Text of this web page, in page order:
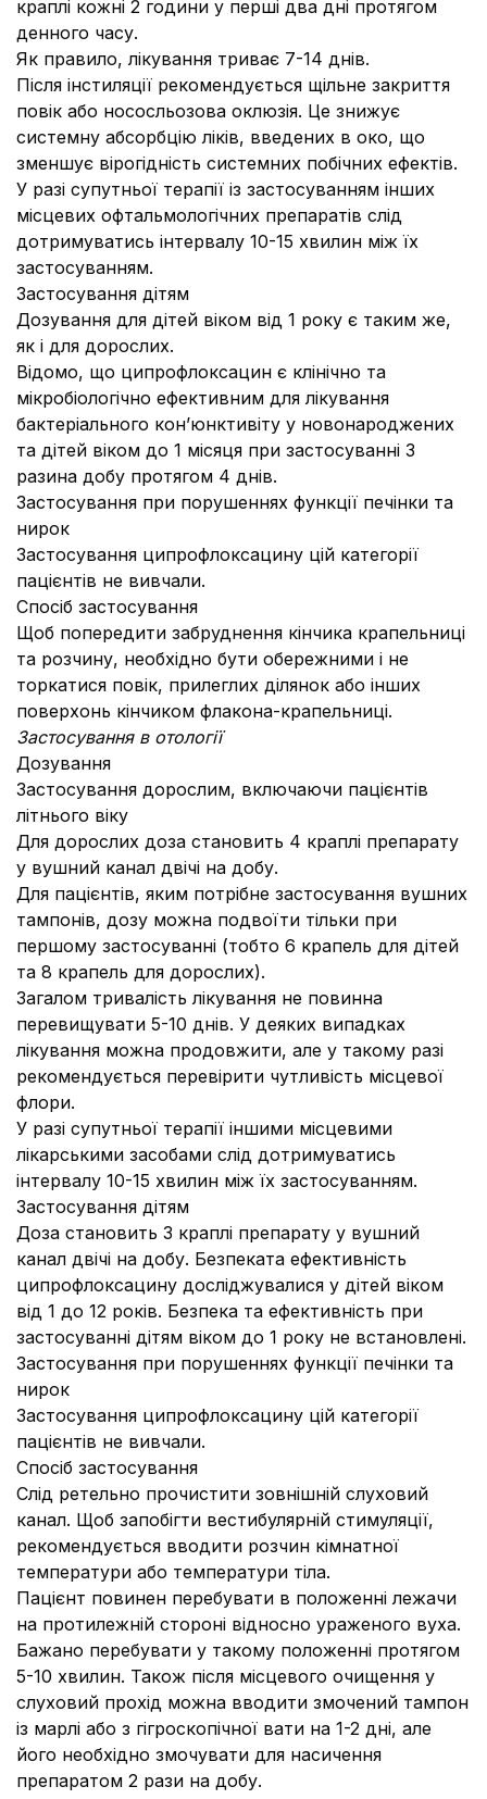
краплі кожні 2 години у перші два дні протягом
денного часу.
Як правило, лікування триває 7-14 днів.
Після інстиляції рекомендується щільне закриття
повік або нососльозова оклюзія. Це знижує
системну абсорбцію ліків, введених в око, що
зменшує вірогідність системних побічних ефектів.
У разі супутньої терапії із застосуванням інших
місцевих офтальмологічних препаратів слід
дотримуватись інтервалу 10-15 хвилин між їх
застосуванням.
Застосування дітям
Дозування для дітей віком від 1 року є таким же,
як і для дорослих.
Відомо, що ципрофлоксацин є клінічно та
мікробіологічно ефективним для лікування
бактеріального кон’юнктивіту у новонароджених
та дітей віком до 1 місяця при застосуванні 3
разина добу протягом 4 днів.
Застосування при порушеннях функції печінки та
нирок
Застосування ципрофлоксацину цій категорії
пацієнтів не вивчали.
Спосіб застосування
Щоб попередити забруднення кінчика крапельниці
та розчину, необхідно бути обережними і не
торкатися повік, прилеглих ділянок або інших
поверхонь кінчиком флакона-крапельниці.
Застосування в отології
Дозування
Застосування дорослим, включаючи пацієнтів
літнього віку
Для дорослих доза становить 4 краплі препарату
у вушний канал двічі на добу.
Для пацієнтів, яким потрібне застосування вушних
тампонів, дозу можна подвоїти тільки при
першому застосуванні (тобто 6 крапель для дітей
та 8 крапель для дорослих).
Загалом тривалість лікування не повинна
перевищувати 5-10 днів. У деяких випадках
лікування можна продовжити, але у такому разі
рекомендується перевірити чутливість місцевої
флори.
У разі супутньої терапії іншими місцевими
лікарськими засобами слід дотримуватись
інтервалу 10-15 хвилин між їх застосуванням.
Застосування дітям
Доза становить 3 краплі препарату у вушний
канал двічі на добу. Безпеката ефективність
ципрофлоксацину досліджувалися у дітей віком
від 1 до 12 років. Безпека та ефективність при
застосуванні дітям віком до 1 року не встановлені.
Застосування при порушеннях функції печінки та
нирок
Застосування ципрофлоксацину цій категорії
пацієнтів не вивчали.
Спосіб застосування
Слід ретельно прочистити зовнішній слуховий
канал. Щоб запобігти вестибулярній стимуляції,
рекомендується вводити розчин кімнатної
температури або температури тіла.
Пацієнт повинен перебувати в положенні лежачи
на протилежній стороні відносно ураженого вуха.
Бажано перебувати у такому положенні протягом
5-10 хвилин. Також після місцевого очищення у
слуховий прохід можна вводити змочений тампон
із марлі або з гігроскопічної вати на 1-2 дні, але
його необхідно змочувати для насичення
препаратом 2 рази на добу.